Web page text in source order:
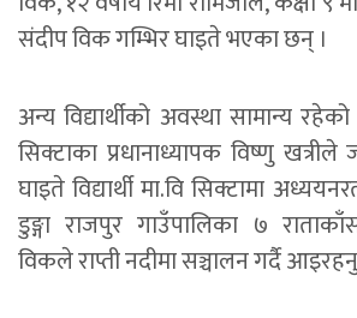
संदीप विक गम्भिर घाइते भएका छन् ।
अन्य विद्यार्थीको अवस्था सामान्य
सिक्टाका प्रधानाध्यापक विष्णु खत्रीले
घाइते विद्यार्थी मा.वि सिक्टामा
डुङ्गा राजपुर गाउँपालिका ७
विकले राप्ती नदीमा सञ्चालन गर्दै